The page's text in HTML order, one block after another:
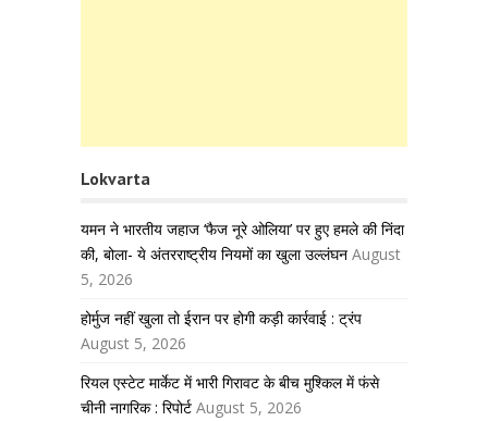
Lokvarta
यमन ने भारतीय जहाज ‘फैज नूरे ओलिया’ पर हुए हमले की निंदा
की, बोला- ये अंतरराष्ट्रीय नियमों का खुला उल्लंघन August
5, 2026
होर्मुज नहीं खुला तो ईरान पर होगी कड़ी कार्रवाई : ट्रंप
August 5, 2026
रियल एस्टेट मार्केट में भारी गिरावट के बीच मुश्किल में फंसे
चीनी नागरिक : रिपोर्ट August 5, 2026